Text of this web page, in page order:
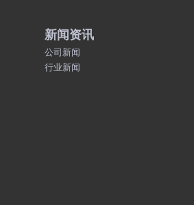
新闻资讯
公司新闻
行业新闻